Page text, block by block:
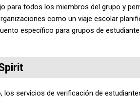
para todos los miembros del grupo y
como un viaje escolar
específico para grupos de
servicios de verificación de